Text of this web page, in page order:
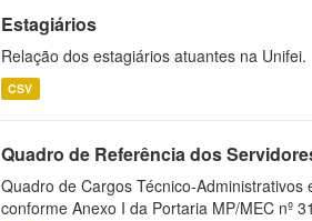
Estagiários
Relação dos estagiários atuantes na Unifei.
CSV
Quadro de Referência dos
Quadro de Cargos Técnico-Administrativos
conforme Anexo I da Portaria MP/MEC nº